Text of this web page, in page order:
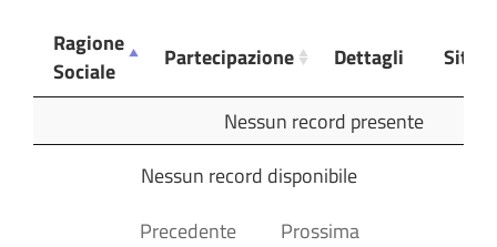
Ragione
Sociale
Partecipazione Dettagli
Sito
Sociale
Partecipazione Dettagli
Nessun record presente
Nessun record disponibile
Precedente
Prossima